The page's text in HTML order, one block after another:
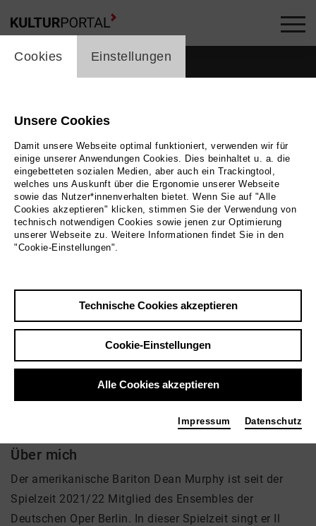
Zurück|Übersicht
Musik, Theater
Tags
Sänger
Über mich
Der amerikanische Bariton Dean Murphy ist seit der
Spielzeit 2021/22 Mitglied des Ensembles der
Deutschen Oper Berlin. In dieser Spielzeit singt er Il
cookie_layer
Cookies Einstellungen
Unsere Cookies
Damit unsere Webseite optimal funktioniert, verwenden wir für
einige unserer Anwendungen Cookies. Dies beinhaltet u. a. die
eingebetteten sozialen Medien, aber auch ein Trackingtool,
welches uns Auskunft über die Ergonomie unserer Webseite
sowie das Nutzer*innenverhalten bietet. Wenn Sie auf "Alle
Cookies akzeptieren" klicken, stimmen Sie der Verwendung von
technisch notwendigen Cookies sowie jenen zur Optimierung
unserer Webseite zu. Weitere Informationen findet Sie in den
"Cookie-Einstellungen".
Technische Cookies akzeptieren
Cookie-Einstellungen
Alle Cookies akzeptieren
Impressum Datenschutz